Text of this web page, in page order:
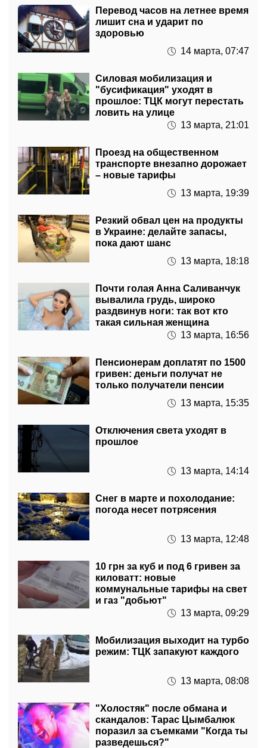
Перевод часов на летнее время
лишит сна и ударит по
здоровью
14 марта, 07:47
Силовая мобилизация и
"бусификация" уходят в
прошлое: ТЦК могут перестать
ловить на улице
13 марта, 21:01
Проезд на общественном
транспорте внезапно дорожает
– новые тарифы
13 марта, 19:39
Резкий обвал цен на продукты
в Украине: делайте запасы,
пока дают шанс
13 марта, 18:18
Почти голая Анна Саливанчук
вывалила грудь, широко
раздвинув ноги: так вот кто
такая сильная женщина
13 марта, 16:56
Пенсионерам доплатят по 1500
гривен: деньги получат не
только получатели пенсии
13 марта, 15:35
Отключения света уходят в
прошлое
13 марта, 14:14
Снег в марте и похолодание:
погода несет потрясения
13 марта, 12:48
10 грн за куб и под 6 гривен за
киловатт: новые
коммунальные тарифы на свет
и газ "добьют"
13 марта, 09:29
Мобилизация выходит на турбо
режим: ТЦК запакуют каждого
13 марта, 08:08
"Холостяк" после обмана и
скандалов: Тарас Цымбалюк
поразил за съемками "Когда ты
разведешься?"